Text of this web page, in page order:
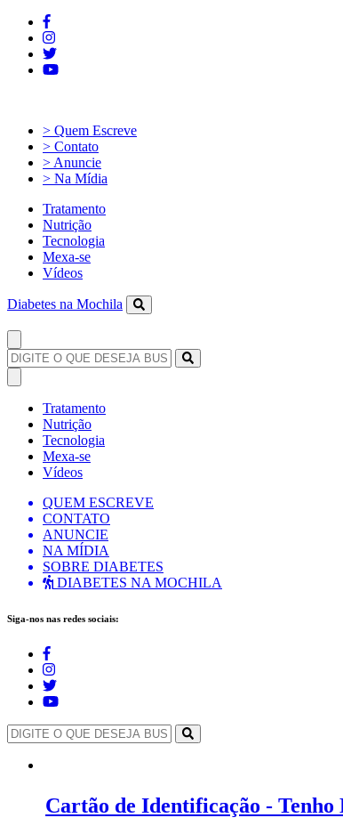
> Quem Escreve
> Contato
> Anuncie
> Na Mídia
Tratamento
Nutrição
Tecnologia
Mexa-se
Vídeos
Diabetes na Mochila
Tratamento
Nutrição
Tecnologia
Mexa-se
Vídeos
QUEM ESCREVE
CONTATO
ANUNCIE
NA MÍDIA
SOBRE DIABETES
DIABETES NA MOCHILA
Siga-nos nas redes sociais:
Cartão de Identificação - Tenho